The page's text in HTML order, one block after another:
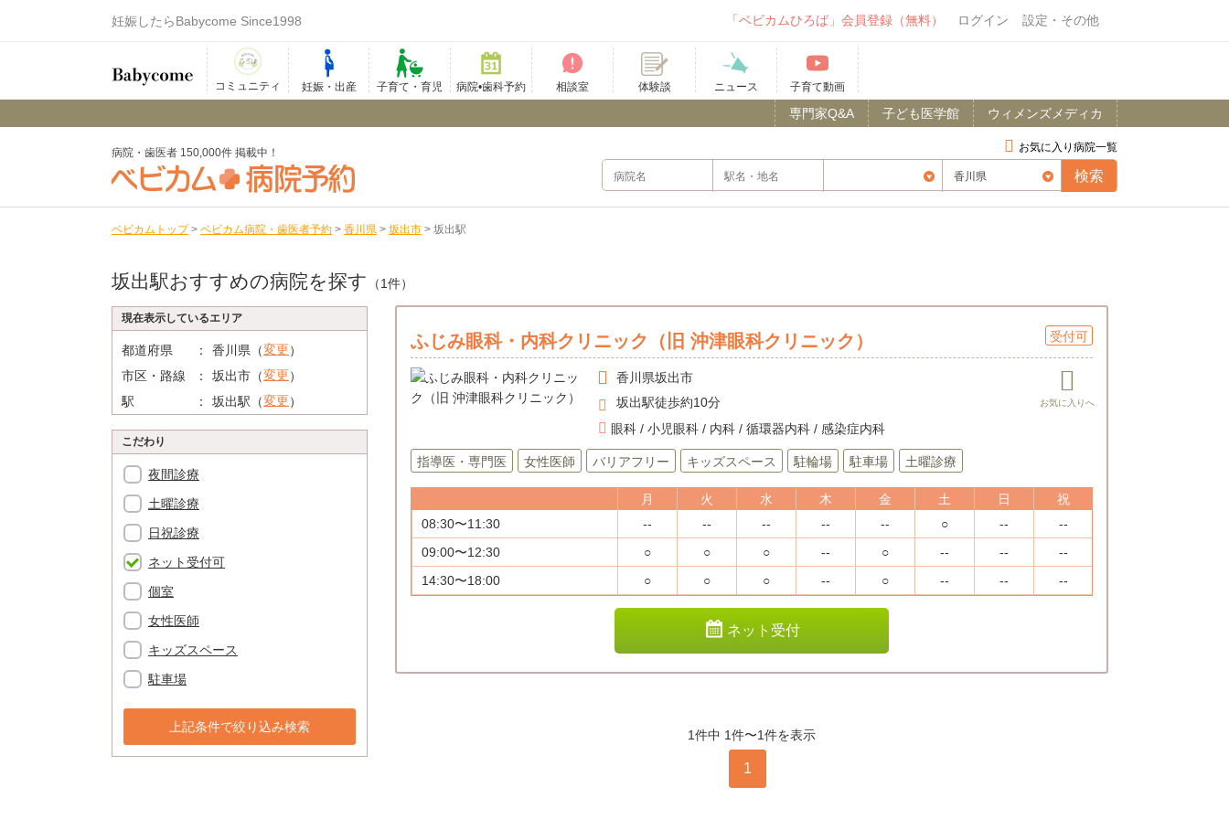
妊娠したらBabycome Since1998 「ベビカムひろば」会員登録（無料） ログイン 設定・その他
コミュニティ 妊娠・出産 子育て・育児 病院•歯科予約 相談室 体験談 ニュース 子育て動画
ウィメンズメディカ
子ども医学館
専門家Q&A
お気に入り病院一覧
病院・歯医者 150,000件 掲載中！
ベビカムトップ > ベビカム病院・歯医者予約 > 香川県 > 坂出市 > 坂出駅
坂出駅おすすめの病院を探す （1件）
現在表示しているエリア
都道府県 香川県（変更）
市区・路線
坂出市（変更）
駅
坂出駅（変更）
こだわり
夜間診療
土曜診療
日祝診療
ネット受付可
個室
女性医師
キッズスペース
駐車場
上記条件で絞り込み検索
受付可
ふじみ眼科・内科クリニック（旧 沖津眼科クリニック）
香川県坂出市
坂出駅徒歩約10分
眼科 / 小児眼科 / 内科 / 循環器内科 / 感染症内科
指導医・専門医 女性医師 バリアフリー キッズスペース 駐輪場 駐車場 土曜診療
月 火 水 木 金 土 日
祝
08:30〜11:30
-- -- -- -- -- ○ --
--
09:00〜12:30
○ ○ ○ -- ○ -- --
--
14:30〜18:00
○ ○ ○ -- ○ -- -- --
ネット受付
1件中 1件〜1件を表示
1